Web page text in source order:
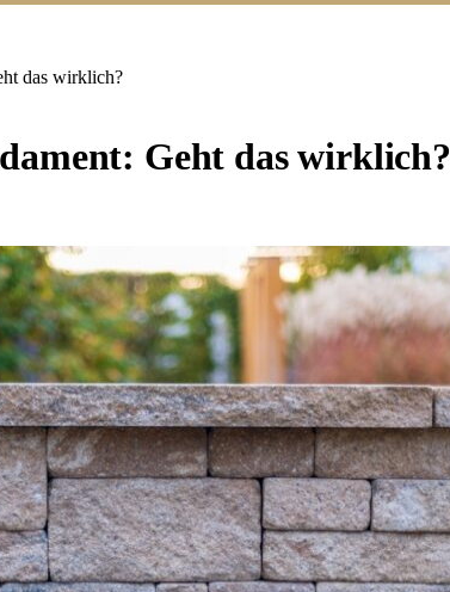
das wirklich?
Geht das wirklich?